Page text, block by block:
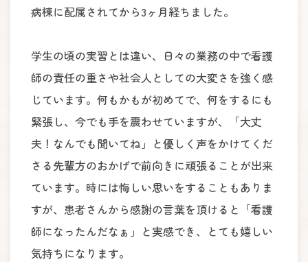
病棟に配属されてから3ヶ月経ちました。
学生の頃の実習とは違い、日々の業務の中で看護
師の責任の重さや社会人としての大変さを強く感
じています。何もかもが初めてで、何をするにも
緊張し、今でも手を震わせていますが、「大丈
夫！なんでも聞いてね」と優しく声をかけてくだ
さる先輩方のおかげで前向きに頑張ることが出来
ています。時には悔しい思いをすることもありま
すが、患者さんから感謝の言葉を頂けると「看護
師になったんだなぁ」と実感でき、とても嬉しい
気持ちになります。